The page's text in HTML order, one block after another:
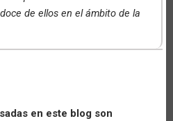
de ellos en el ámbito de la
en este blog son